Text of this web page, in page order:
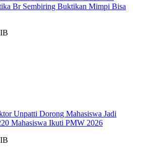
Br Sembiring Buktikan Mimpi Bisa
Unpatti Dorong Mahasiswa Jadi
Mahasiswa Ikuti PMW 2026